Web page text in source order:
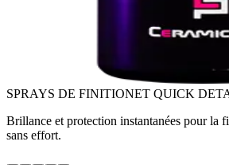
SPRAYS DE FINITIONET QUICK
Brillance et protection instantanées pour la
sans effort.